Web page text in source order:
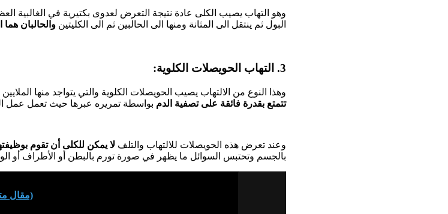
وهو التهاب يصيب الكلى عادة نتيجة التعرض لعدوى بكتيرية في الغالبية
البول ثم ينتقل الى المثانة ومنها الى الحالبين ثم الى الكليتين والحالبان هما
3. التهاب الحويصلات الكلوية:
وهذا النوع من الالتهاب يصيب الحويصلات الكلوية والتي يتواجد منها
تتمتع بقدرة فائقة على تصفية الدم بواسطة تمريره عبرها حيث تعمل عمل
وعند تعرض هذه الحويصلات للالتهاب والتلف لا يمكن للكلى أن تقوم
بالجسم وتحتبس السوائل ما يظهر في صورة تورم بالبطن أو الأطراف أو
(مقال